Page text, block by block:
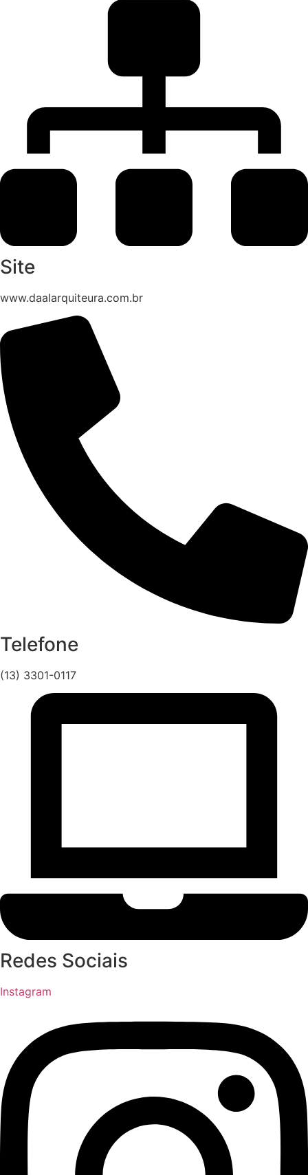
Site
www.daalarquiteura.com.br
Telefone
(13) 3301-0117
Redes Sociais
Instagram